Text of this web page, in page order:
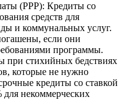
(PPP): Кредиты со
средств для
и коммунальных услуг.
если они
программы.
при стихийных бедствиях
которые не нужно
кредиты со ставкой
для некоммерческих